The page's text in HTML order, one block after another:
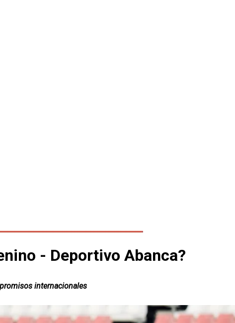
que podemos tirar para delante y trabajamos con
- Deportivo Abanca?
internacionales